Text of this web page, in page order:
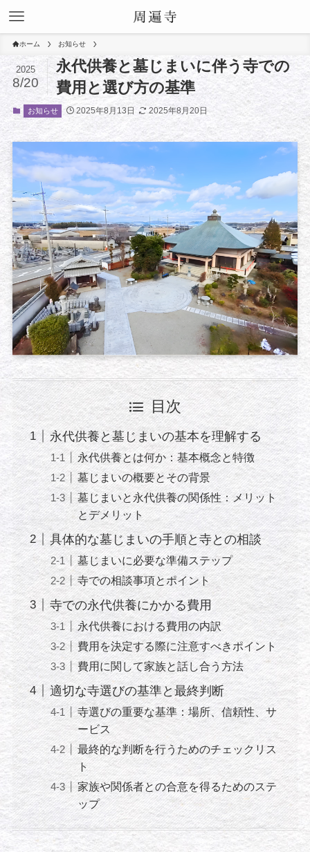
ホーム お知らせ
永代供養と墓じまいに伴う寺での
費用と選び方の基準
2025
8/20
お知らせ 2025年8月13日 2025年8月20日
目次
永代供養と墓じまいの基本を理解する
永代供養とは何か：基本概念と特徴
墓じまいの概要とその背景
墓じまいと永代供養の関係性：メリット
とデメリット
具体的な墓じまいの手順と寺との相談
墓じまいに必要な準備ステップ
寺での相談事項とポイント
寺での永代供養にかかる費用
永代供養における費用の内訳
費用を決定する際に注意すべきポイント
費用に関して家族と話し合う方法
適切な寺選びの基準と最終判断
寺選びの重要な基準：場所、信頼性、サ
ービス
最終的な判断を行うためのチェックリス
ト
家族や関係者との合意を得るためのステ
ップ